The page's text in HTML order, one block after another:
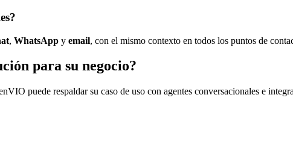
, WhatsApp y email, con el mismo contexto en todos los puntos de
para su negocio?
puede respaldar su caso de uso con agentes conversacionales e